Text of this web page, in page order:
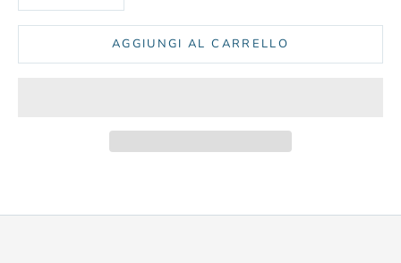
AGGIUNGI AL CARRELLO